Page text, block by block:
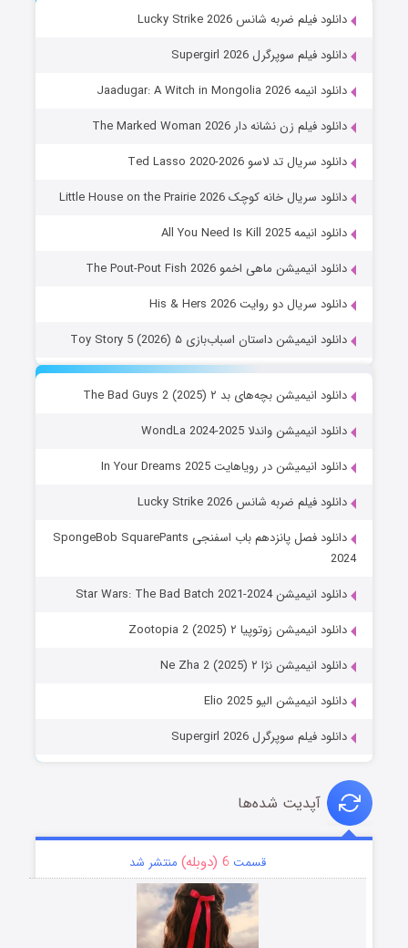
دانلود فیلم ضربه شانس Lucky Strike 2026
دانلود فیلم سوپرگرل Supergirl 2026
دانلود انیمه Jaadugar: A Witch in Mongolia 2026
دانلود فیلم زن نشانه دار The Marked Woman 2026
دانلود سریال تد لاسو Ted Lasso 2020-2026
دانلود سریال خانه کوچک Little House on the Prairie 2026
دانلود انیمه All You Need Is Kill 2025
دانلود انیمیشن ماهی اخمو The Pout-Pout Fish 2026
دانلود سریال دو روایت His & Hers 2026
دانلود انیمیشن داستان اسباب‌بازی ۵ Toy Story 5 (2026)
دانلود انیمیشن بچه‌های بد ۲ The Bad Guys 2 (2025)
دانلود انیمیشن واندلا WondLa 2024-2025
دانلود انیمیشن در رویاهایت In Your Dreams 2025
دانلود فیلم ضربه شانس Lucky Strike 2026
دانلود فصل پانزدهم باب اسفنجی SpongeBob SquarePants
2024
دانلود انیمیشن Star Wars: The Bad Batch 2021-2024
دانلود انیمیشن زوتوپیا ۲ Zootopia 2 (2025)
دانلود انیمیشن نژا ۲ Ne Zha 2 (2025)
دانلود انیمیشن الیو Elio 2025
دانلود فیلم سوپرگرل Supergirl 2026
آپدیت شده‌ها
قسمت 6 (دوبله) منتشر شد